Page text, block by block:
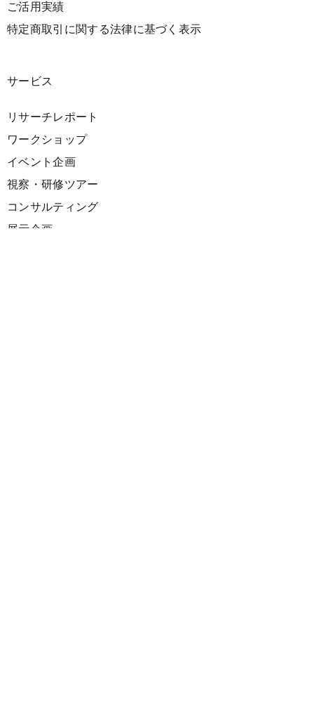
ご活用実績
特定商取引に関する法律に基づく表示
サービス
リサーチレポート
ワークショップ
イベント企画
視察・研修ツアー
コンサルティング
展示企画